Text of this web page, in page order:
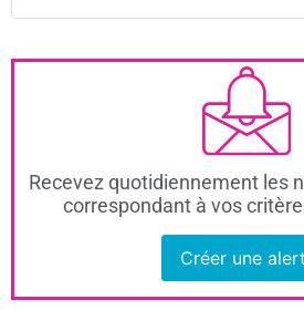
Recevez quotidiennement les
correspondant à vos
Créer une